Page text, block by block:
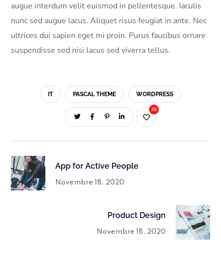
augue interdum velit euismod in pellentesque. Iaculis
nunc sed augue lacus. Aliquet risus feugiat in ante. Nec
ultrices dui sapien eget mi proin. Purus faucibus ornare
suspendisse sed nisi lacus sed viverra tellus.
IT PASCAL THEME WORDPRESS
36
App for Active People
Novembre 18, 2020
Product Design
Novembre 18, 2020